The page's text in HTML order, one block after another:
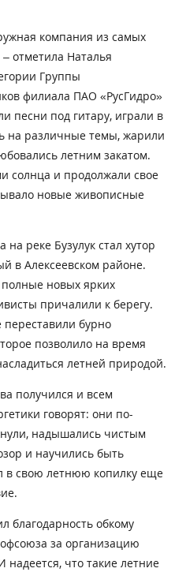
компания из самых
отметила Наталья
Группы
филиала ПАО «РусГидро»
песни под гитару, играли в
на различные темы, жарили
летним закатом.
солнца и продолжали свое
новые живописные
реке Бузулук стал хутор
в Алексеевском районе.
новых ярких
причалили к берегу.
бурно
позволило на время
летней природой.
получился и всем
говорят: они по-
надышались чистым
и научились быть
в свою летнюю копилку еще
благодарность обкому
за организацию
что такие летние